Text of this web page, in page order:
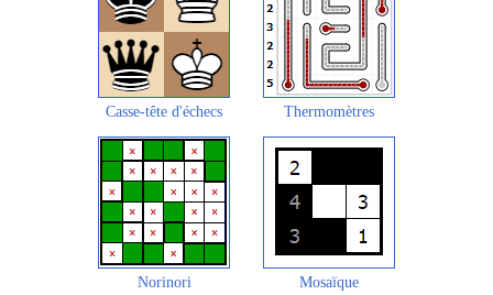
Casse-tête d'échecs Thermomètres
Norinori Mosaïque